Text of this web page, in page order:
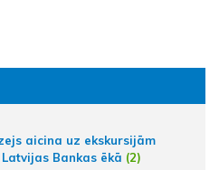
aicina uz ekskursijām
Bankas ēkā (2)